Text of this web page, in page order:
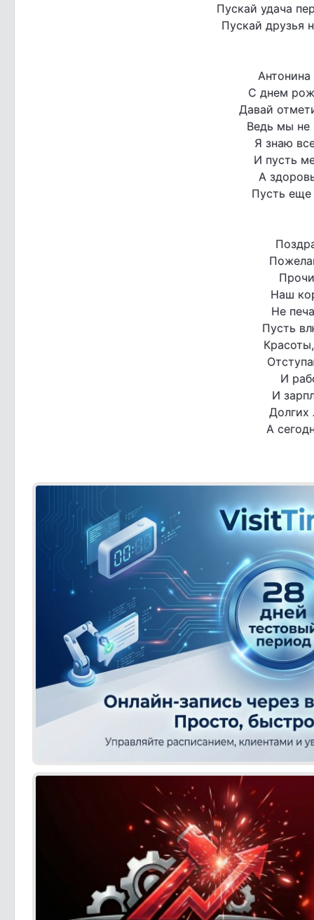
Пускай удача
Пускай друзья
С днем
Давай
Ведь мы не
Я знаю
И пусть
А
Пусть еще
Наш
Не
Пусть
И
И
Долгих
А